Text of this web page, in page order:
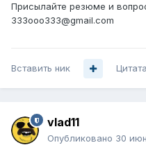
Присылайте резюме и
333ooo333@gmail.com
Вставить ник Цитата
vlad11
Опубликовано 30